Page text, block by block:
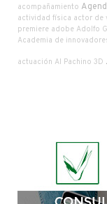
acompañamiento
actividad física actor de
premiere adobe Adolfo
Academia de
actuación Al Pachino 3D